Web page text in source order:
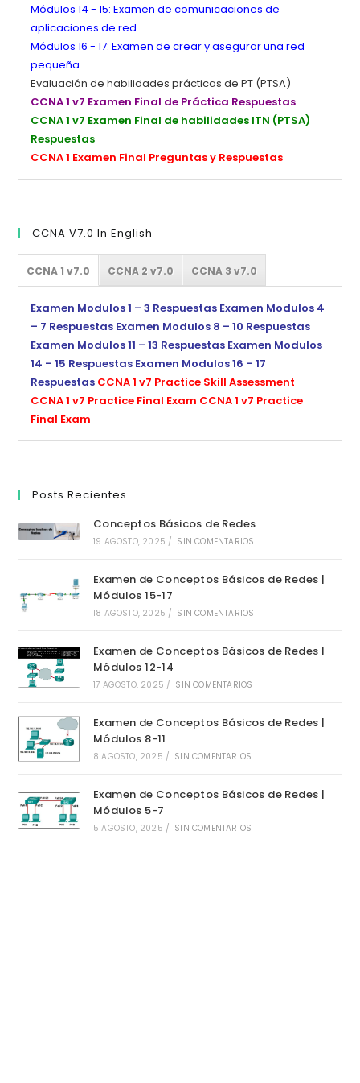
Módulos 14 - 15: Examen de comunicaciones de
aplicaciones de red
Módulos 16 - 17: Examen de crear y asegurar una red
pequeña
Evaluación de habilidades prácticas de PT (PTSA)
CCNA 1 v7 Examen Final de Práctica Respuestas
CCNA 1 v7 Examen Final de habilidades ITN (PTSA)
Respuestas
CCNA 1 Examen Final Preguntas y Respuestas
CCNA V7.0 In English
CCNA 1 v7.0 CCNA 2 v7.0 CCNA 3 v7.0
Examen Modulos 1 – 3 Respuestas Examen Modulos 4
– 7 Respuestas Examen Modulos 8 – 10 Respuestas
Examen Modulos 11 – 13 Respuestas Examen Modulos
14 – 15 Respuestas Examen Modulos 16 – 17
Respuestas CCNA 1 v7 Practice Skill Assessment
CCNA 1 v7 Practice Final Exam CCNA 1 v7 Practice
Final Exam
Posts Recientes
Conceptos Básicos de Redes
19 AGOSTO, 2025 / SIN COMENTARIOS
Examen de Conceptos Básicos de Redes |
Módulos 15-17
18 AGOSTO, 2025 / SIN COMENTARIOS
Examen de Conceptos Básicos de Redes |
Módulos 12-14
17 AGOSTO, 2025 / SIN COMENTARIOS
Examen de Conceptos Básicos de Redes |
Módulos 8-11
8 AGOSTO, 2025 / SIN COMENTARIOS
Examen de Conceptos Básicos de Redes |
Módulos 5-7
5 AGOSTO, 2025 / SIN COMENTARIOS